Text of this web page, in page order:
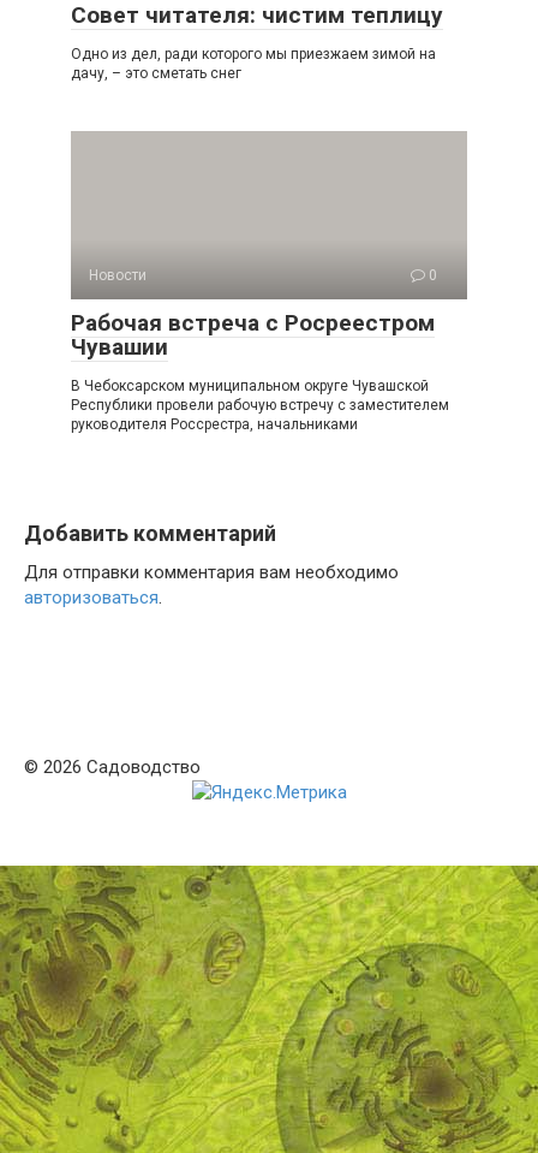
Совет читателя: чистим теплицу
Одно из дел, ради которого мы приезжаем зимой на
дачу, – это сметать снег
Новости 0
Рабочая встреча с Росреестром
Чувашии
В Чебоксарском муниципальном округе Чувашской
Республики провели рабочую встречу с заместителем
руководителя Россрестра, начальниками
Добавить комментарий
Для отправки комментария вам необходимо
авторизоваться.
© 2026 Садоводство